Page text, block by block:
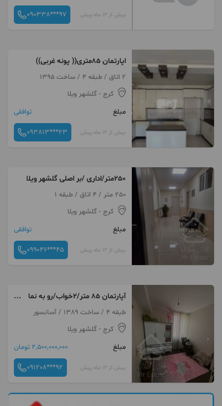
بیش از 12 ماه پیش 090338***97
اپارتمان ۸۵متری(( پونه غربی))
2 اتاق / طبقه 4 / ساخت 1395
کرج - گلشهر ویلا
مبلغ
توافقی
بیش از 12 ماه پیش 093813***23
250متر/اداری /بر اصلی گلشهر ویلا
250 متر / 4 اتاق / طبقه 1
کرج - گلشهر ویلا
مبلغ
توافقی
بیش از 12 ماه پیش 099046***45
آپارتمان ۸۵ متر/۲خواب/رو به نما
نورگیر
طبقه 4 / ساخت 1389 / آسانسور
کرج - گلشهر ویلا
مبلغ
2,500,000,000 تومان
بیش از 12 ماه پیش 091208***92